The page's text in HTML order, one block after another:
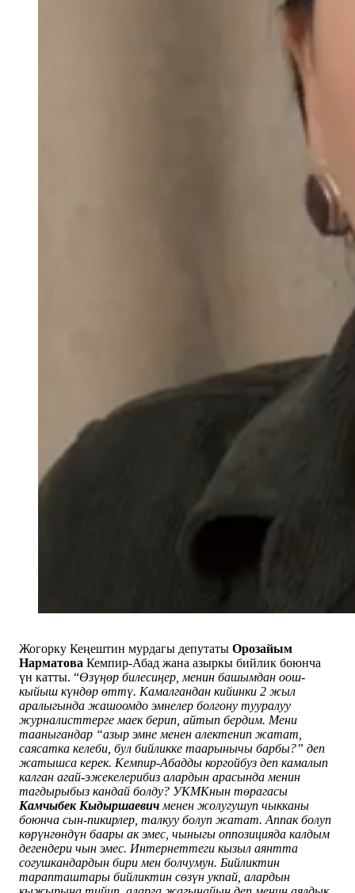
Жогорку Кеңештин мурдагы депутаты Орозайым
Нарматова Кемпир-Абад жана азыркы бийлик боюнча
үн катты. “Өзүңөр билесиңер, менин башымдан оош-
кыйыш күндөр өттү. Камалгандан кийинки 2 жыл
аралыгында жашоомдо эмнелер болгону тууралуу
журналисттерге маек берип, айтып бердим. Мени
тааныгандар “азыр эмне менен алектенип жатат,
саясатка келеби, бул бийликке таарынычы барбы?” деп
жатышса керек. Кемпир-Абадды коргойбуз деп камалып
калган агай-эжекелерибиз алардын арасында менин
тагдырыбыз кандай болду? УКМКнын төрагасы
Камчыбек Кыдыршаевич менен жолугушуп чыкканы
боюнча сын-пикирлер, талкуу болуп жатат. Аппак болуп
көрүнгөндүн баары ак эмес, чыныгы оппозицияда калдым
дегендери чын эмес. Интернеттеги кызыл аянтта
согушкандардын бири мен болчумун. Бийликтин
тарапташтары бийликтин сөзүн укпай, алардын